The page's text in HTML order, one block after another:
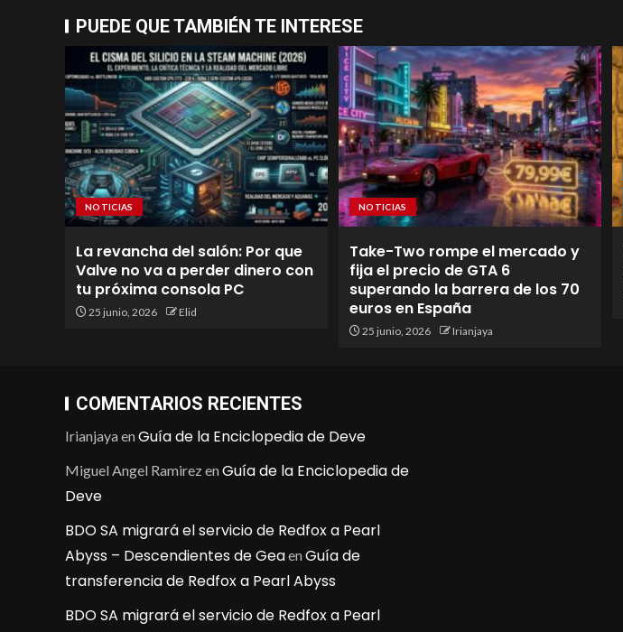
PUEDE QUE TAMBIÉN TE INTERESE
NOTICIAS
La revancha del salón: Por que
Valve no va a perder dinero con
tu próxima consola PC
25 junio, 2026 Elid
NOTICIAS
Take-Two rompe el mercado y
fija el precio de GTA 6
superando la barrera de los 70
euros en España
25 junio, 2026 Irianjaya
COMENTARIOS RECIENTES
IrianjayaenGuía de la Enciclopedia de Deve
Miguel Angel RamirezenGuía de la Enciclopedia de
Deve
BDO SA migrará el servicio de Redfox a Pearl
Abyss – Descendientes de GeaenGuía de
transferencia de Redfox a Pearl Abyss
BDO SA migrará el servicio de Redfox a Pearl